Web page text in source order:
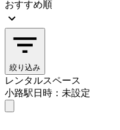
おすすめ順
絞り込み
レンタルスペース
小路駅日時：未設定